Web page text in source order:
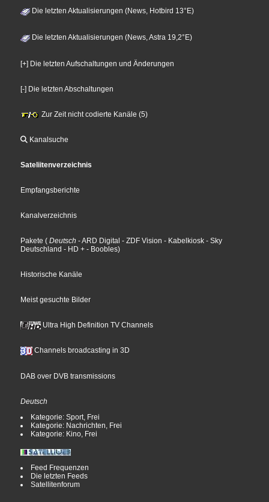
Die letzten Aktualisierungen (News, Hotbird 13°E)
Die letzten Aktualisierungen (News, Astra 19,2°E)
[+] Die letzten Aufschaltungen und Änderungen
[-] Die letzten Abschaltungen
Zur Zeit nicht codierte Kanäle (5)
Kanalsuche
Sateliitenverzeichnis
Empfangsberichte
Kanalverzeichnis
Pakete ( Deutsch - ARD Digital - ZDF Vision - Kabelkiosk - Sky
Deutschland - HD + - Boobles)
Historische Kanäle
Meist gesuchte Bilder
Ultra High Definition TV Channels
Channels broadcasting in 3D
DAB over DVB transmissions
Deutsch
Kategorie: Sport, Frei
Kategorie: Nachrichten, Frei
Kategorie: Kino, Frei
Feed Frequenzen
Die letzten Feeds
Satellitenforum